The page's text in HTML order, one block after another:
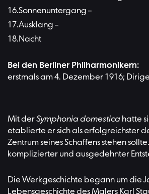
Sonnenuntergang –
Ausklang –
Nacht
Bei den Berliner Philharmonikern:
erstmals am 4. Dezember 1916;
Mit derSymphonia domestica hatte
etablierte er sich als erfolgreichster
Zentrum seines Schaffens stehen
komplizierter und ausgedehnter
Die Werkgeschichte begann um die
Lebensgeschichte des Malers Karl